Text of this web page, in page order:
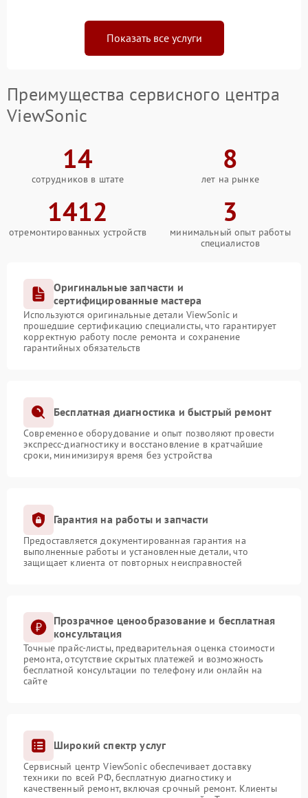
Показать все услуги
Преимущества сервисного центра
ViewSonic
14
сотрудников в штате
8
лет на рынке
1412
отремонтированных устройств
3
минимальный опыт работы
специалистов
Оригинальные запчасти и
сертифицированные мастера
Используются оригинальные детали ViewSonic и
прошедшие сертификацию специалисты, что гарантирует
корректную работу после ремонта и сохранение
гарантийных обязательств
Бесплатная диагностика и быстрый ремонт
Современное оборудование и опыт позволяют провести
экспресс-диагностику и восстановление в кратчайшие
сроки, минимизируя время без устройства
Гарантия на работы и запчасти
Предоставляется документированная гарантия на
выполненные работы и установленные детали, что
защищает клиента от повторных неисправностей
Прозрачное ценообразование и бесплатная
консультация
Точные прайс-листы, предварительная оценка стоимости
ремонта, отсутствие скрытых платежей и возможность
бесплатной консультации по телефону или онлайн на
сайте
Широкий спектр услуг
Сервисный центр ViewSonic обеспечивает доставку
техники по всей РФ, бесплатную диагностику и
качественный ремонт, включая срочный ремонт. Клиенты